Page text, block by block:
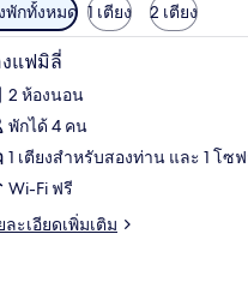
ง
รับ
พักทั้งหมด 1 เตียง 2 เตียง
พถ่าย
หมด
ห้อ
8แฟมิลี่
2 ห้องนอน
พักได้ 4 คน
1 เตียงสำหรับสองท่าน และ 1 โ
Wi-Fi ฟรี
ละเอียดเพิ่มเติม